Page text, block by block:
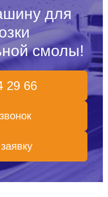
для
смолы!
29 66